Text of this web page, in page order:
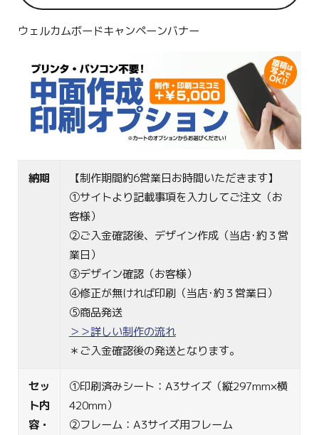
ウェルカムボードキャンペーンバナー
納期
【制作期間約6営業日お時間いただきます】
①サイトより記載事項を入力してご注文（お
客様）
②ご入金確認後、デザイン作成（当店･約３営
業日）
③デザイン確認（お客様）
④修正が無ければ印刷（当店･約３営業日）
⑤商品発送
＞＞詳しい制作の流れ
＊ご入金確認後の発送となります。
セッ
ト内
容・
①印刷済みシート：A3サイズ（縦297mm×横
420mm）
②フレーム：A3サイズ用フレーム